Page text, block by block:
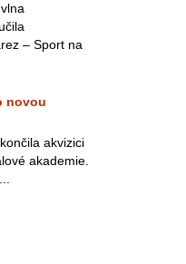
– Sport na
novou
akvizici
akademie.